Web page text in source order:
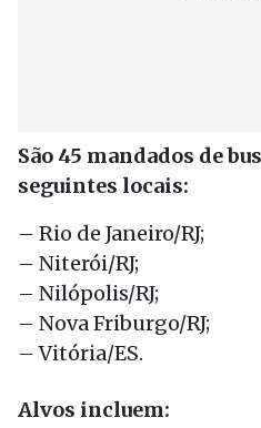
São 45 mandados de
seguintes locais:
– Rio de Janeiro/RJ;
– Niterói/RJ;
– Nilópolis/RJ;
– Nova Friburgo/RJ;
– Vitória/ES.
Alvos incluem: